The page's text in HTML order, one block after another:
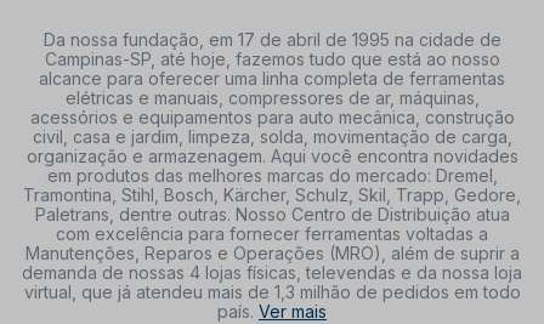
Da nossa fundação, em 17 de abril de 1995 na cidade de
Campinas-SP, até hoje, fazemos tudo que está ao nosso
alcance para oferecer uma linha completa de ferramentas
elétricas e manuais, compressores de ar, máquinas,
acessórios e equipamentos para auto mecânica, construção
civil, casa e jardim, limpeza, solda, movimentação de carga,
organização e armazenagem. Aqui você encontra novidades
em produtos das melhores marcas do mercado: Dremel,
Tramontina, Stihl, Bosch, Kärcher, Schulz, Skil, Trapp, Gedore,
Paletrans, dentre outras. Nosso Centro de Distribuição atua
com excelência para fornecer ferramentas voltadas a
Manutenções, Reparos e Operações (MRO), além de suprir a
demanda de nossas 4 lojas físicas, televendas e da nossa loja
virtual, que já atendeu mais de 1,3 milhão de pedidos em todo
país. Ver mais